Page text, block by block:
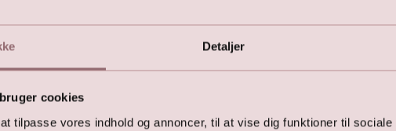
Detaljer
cookies
tilpasse vores indhold og annoncer, til at vise dig funktioner til
LILLY Brudekjole